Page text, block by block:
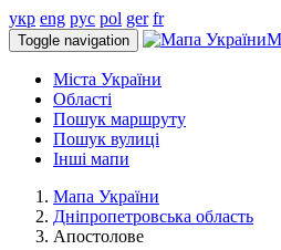
укр eng рус pol ger fr
Toggle navigation
Міста України
Області
Пошук маршруту
Пошук вулиці
Інші мапи
Мапа України
Дніпропетровська область
Апостолове